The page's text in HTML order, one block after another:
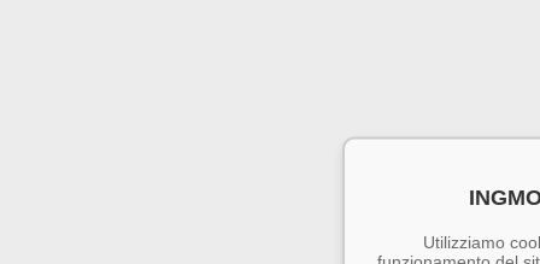
Utilizziamo